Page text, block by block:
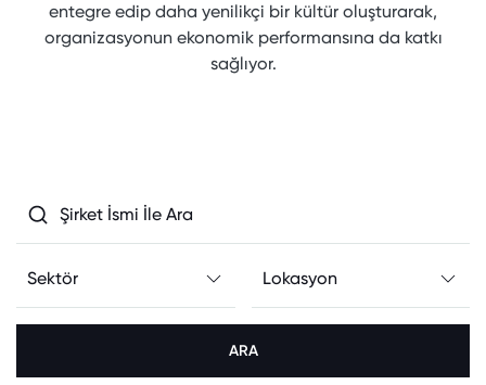
entegre edip daha yenilikçi bir kültür oluşturarak,
organizasyonun ekonomik performansına da katkı
sağlıyor.
ARA